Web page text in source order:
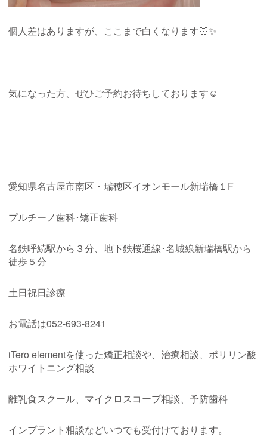
個人差はありますが、ここまで白くなります🦷✨
気になった方、ぜひご予約お待ちしております☺️
愛知県名古屋市南区・瑞穂区イオンモール新瑞橋１ F
プルチーノ歯科･矯正歯科
名鉄呼続駅から３分、地下鉄桜通線･名城線新瑞橋駅から
徒歩５分
土日祝日診療
お電話は052-693-8241
iTero elementを使った矯正相談や、治療相談、ポリリン酸
ホワイトニング相談
離乳食スクール、マイクロスコープ相談、予防歯科
インプラント相談などいつでも受付けております。